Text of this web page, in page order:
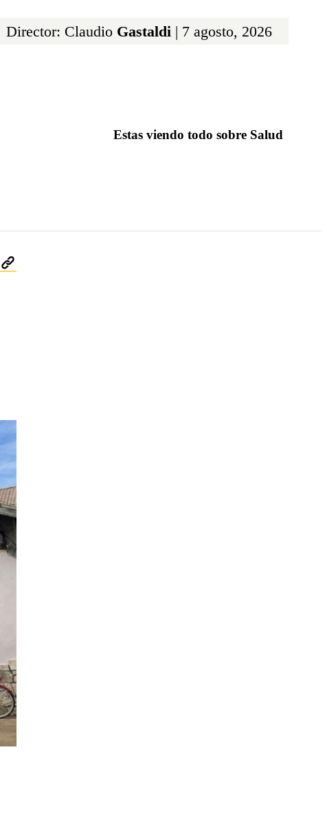
Director: Claudio Gastaldi | 7 agosto, 2026
Estas viendo todo sobre Salud